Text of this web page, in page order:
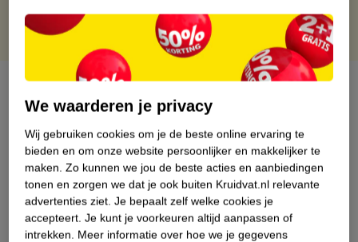
Over dit product
Nature Impact Score
Dit product heeft (nog) geen Nature
Impact Score.
Meer informatie
We waarderen je privacy
Wij gebruiken cookies om je de beste online ervaring te
bieden en om onze website persoonlijker en makkelijker te
maken. Zo kunnen we jou de beste acties en aanbiedingen
tonen en zorgen we dat je ook buiten Kruidvat.nl relevante
advertenties ziet. Je bepaalt zelf welke cookies je
accepteert. Je kunt je voorkeuren altijd aanpassen of
intrekken. Meer informatie over hoe we je gegevens